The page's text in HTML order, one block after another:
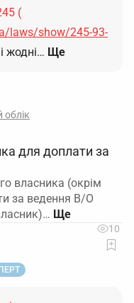
(
laws/show/245-93-
жодні… Ще
облік
для доплати за
власника (окрім
за ведення В/О
10